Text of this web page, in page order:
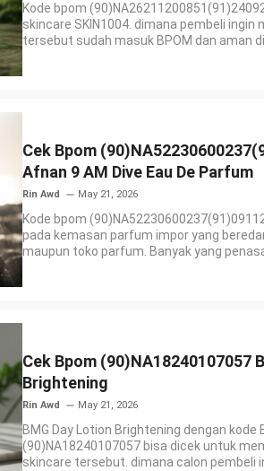
Kode bpom
skincare SKIN1004. dimana pembeli ingin
tersebut sudah masuk BPOM dan aman
Cek Bpom
Afnan 9 AM Dive Eau De Parfum
Rin Awd May 21, 2026
Kode bpom
pada kemasan parfum impor yang
maupun toko parfum. Banyak yang
Cek Bpom (90)NA18240107057
Brightening
Rin Awd May 21, 2026
BMG Day Lotion Brightening dengan kode
(90)NA18240107057 bisa dicek untuk
skincare tersebut. dimana calon pembeli